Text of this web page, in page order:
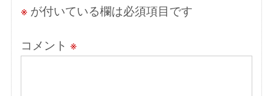
※が付いている欄は必須項目です
コメント ※